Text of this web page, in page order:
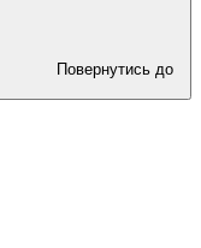
Повернутись до